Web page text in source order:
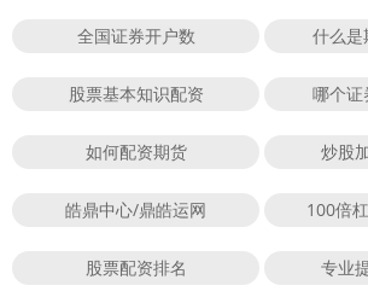
全国证券开户数 什么是
股票基本知识配资 哪个证
如何配资期货 炒股
皓鼎中心/鼎皓运网 100倍
股票配资排名 专业